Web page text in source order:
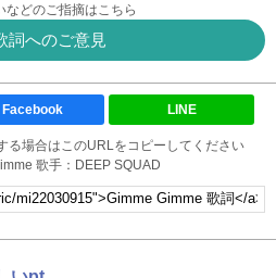
などのご指摘はこちら
詞へのご意見
Facebook LINE
る場合はこのURLをコピーしてください
歌手：DEEP SQUAD